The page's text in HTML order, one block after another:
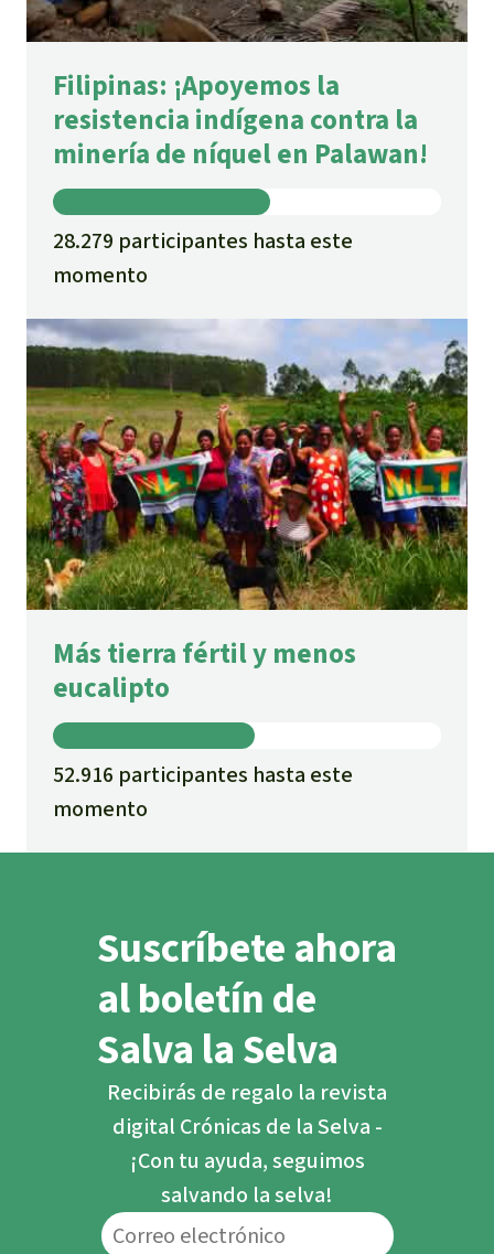
Filipinas: ¡Apoyemos la
resistencia indígena contra la
minería de níquel en Palawan!
28.279 participantes hasta este
momento
Más tierra fértil y menos
eucalipto
52.916 participantes hasta este
momento
Suscríbete ahora
al boletín de
Salva la Selva
Recibirás de regalo la revista
digital Crónicas de la Selva -
¡Con tu ayuda, seguimos
salvando la selva!